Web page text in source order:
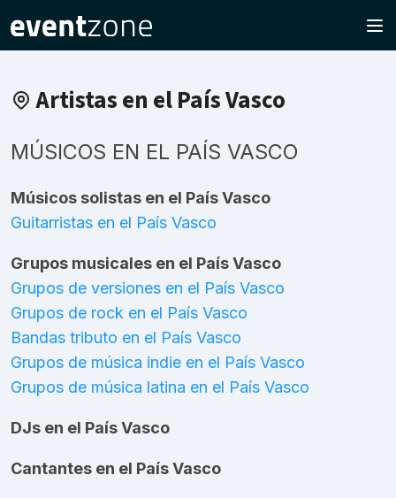
Artistas en el País Vasco
MÚSICOS EN EL PAÍS VASCO
Músicos solistas en el País Vasco
Guitarristas en el País Vasco
Grupos musicales en el País Vasco
Grupos de versiones en el País Vasco
Grupos de rock en el País Vasco
Bandas tributo en el País Vasco
Grupos de música indie en el País Vasco
Grupos de música latina en el País Vasco
DJs en el País Vasco
Cantantes en el País Vasco